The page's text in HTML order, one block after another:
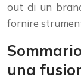
out di un
fornire
una